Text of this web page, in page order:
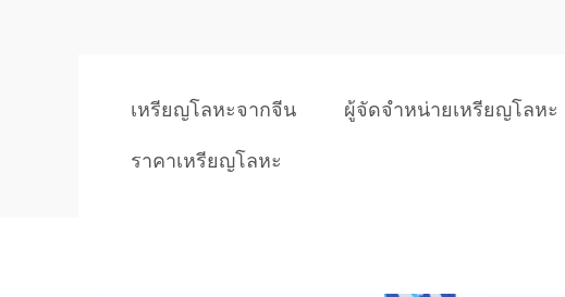
เหรียญโลหะจากจีน ผู้จัดจำหน่ายเหรียญโลหะ
ราคาเหรียญโลหะ